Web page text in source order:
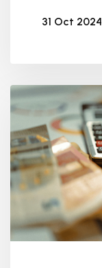
31 Oct 2024